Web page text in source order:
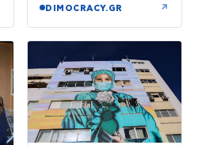
DIMOCRACY.GR ↗